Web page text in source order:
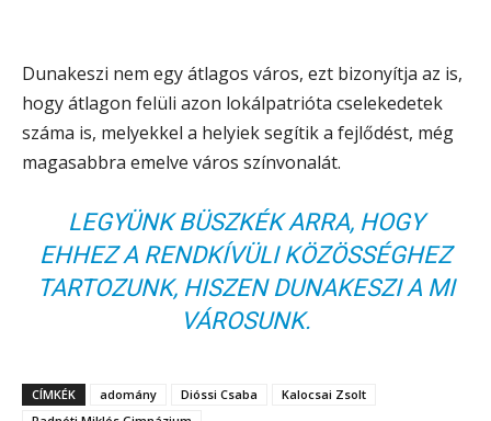
Dunakeszi nem egy átlagos város, ezt bizonyítja az is,
hogy átlagon felüli azon lokálpatrióta cselekedetek
száma is, melyekkel a helyiek segítik a fejlődést, még
magasabbra emelve város színvonalát.
LEGYÜNK BÜSZKÉK ARRA, HOGY
EHHEZ A RENDKÍVÜLI KÖZÖSSÉGHEZ
TARTOZUNK, HISZEN DUNAKESZI A MI
VÁROSUNK.
CÍMKÉK adomány Dióssi Csaba
Kalocsai Zsolt